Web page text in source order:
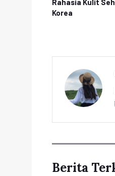
Rahasia Kulit
Korea
Berita